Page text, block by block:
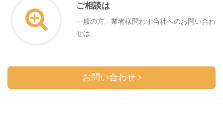
ご相談は
一般の方、業者様問わず当社へのお問い合わ
せは。
お問い合わせ